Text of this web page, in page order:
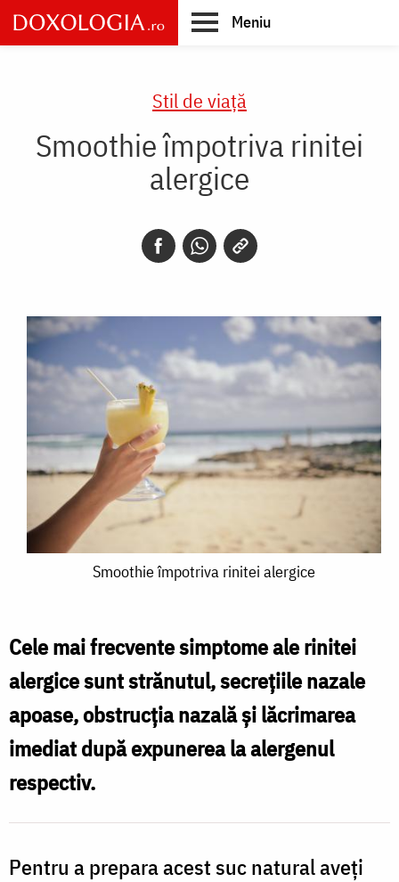
Skip
to
main
Meniu
Stil de viaţă
Smoothie împotriva rinitei
alergice
Smoothie
alergice
Smoothie împotriva rinitei alergice
Cele mai frecvente simptome ale rinitei
alergice sunt strănutul, secrețiile nazale
apoase, obstrucția nazală și lăcrimarea
imediat după expunerea la alergenul
respectiv.
Pentru a prepara acest suc natural aveți